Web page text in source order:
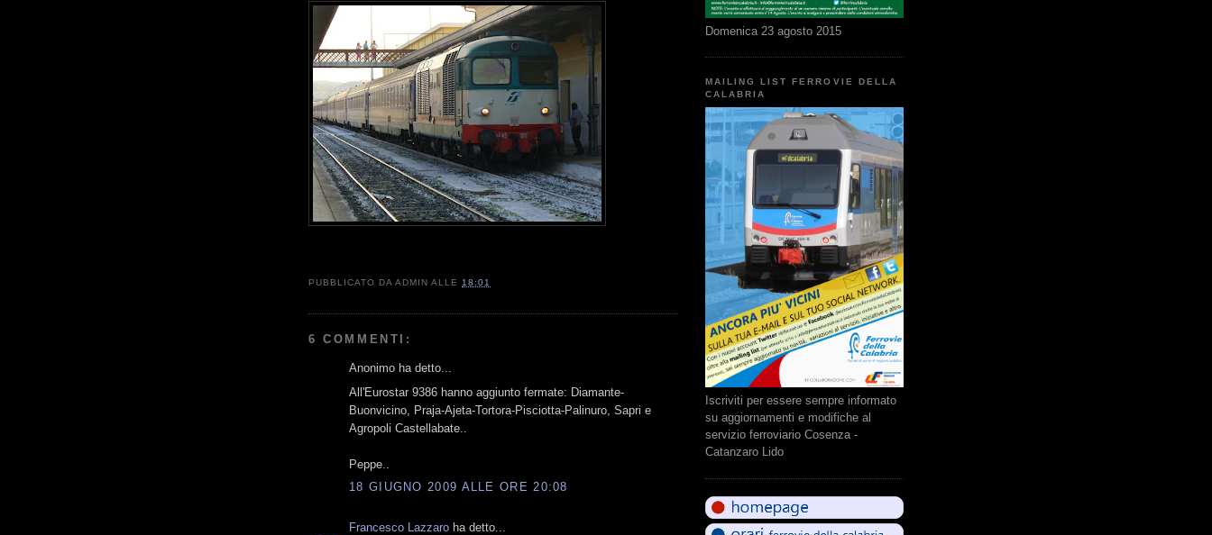
PUBBLICATO DAADMIN ALLE 18:01
6 COMMENTI:
Anonimo ha detto...
All'Eurostar 9386 hanno aggiunto fermate: Diamante-
Buonvicino, Praja-Ajeta-Tortora-Pisciotta-Palinuro, Sapri e
Agropoli Castellabate..
Peppe..
18 GIUGNO 2009 ALLE ORE 20:08
Francesco Lazzaro ha detto...
Domenica 23 agosto 2015
MAILING LIST FERROVIE DELLA
CALABRIA
Iscriviti per essere sempre informato
su aggiornamenti e modifiche al
servizio ferroviario Cosenza -
Catanzaro Lido